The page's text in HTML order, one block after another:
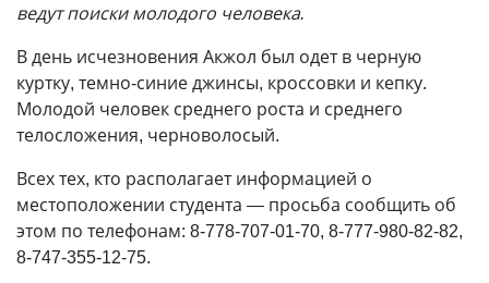
ведут поиски молодого человека.
В день исчезновения Акжол был одет в черную
куртку, темно-синие джинсы, кроссовки и кепку.
Молодой человек среднего роста и среднего
телосложения, черноволосый.
Всех тех, кто располагает информацией о
местоположении студента — просьба сообщить об
этом по телефонам: 8-778-707-01-70, 8-777-980-82-82,
8-747-355-12-75.